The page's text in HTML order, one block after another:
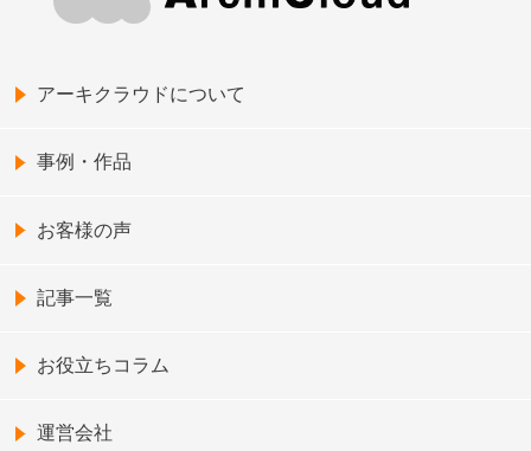
アーキクラウドについて
事例・作品
お客様の声
記事一覧
お役立ちコラム
運営会社